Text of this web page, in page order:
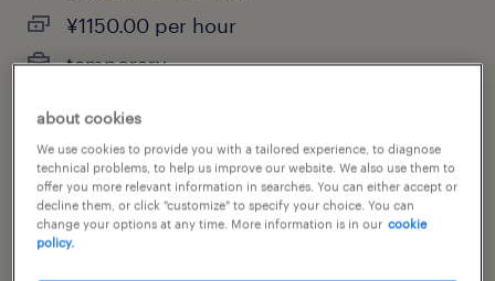
¥1150.00 per hour
temporary
8:00-17:00（実働8時間00分・休憩60分）
job category
engineering
about cookies
We use cookies to provide you with a tailored experience, to diagnose
technical problems, to help us improve our website. We also use them to
offer you more relevant information in searches. You can either accept or
decline them, or click "customize" to specify your choice. You can
change your options at any time. More information is in our cookie
policy.